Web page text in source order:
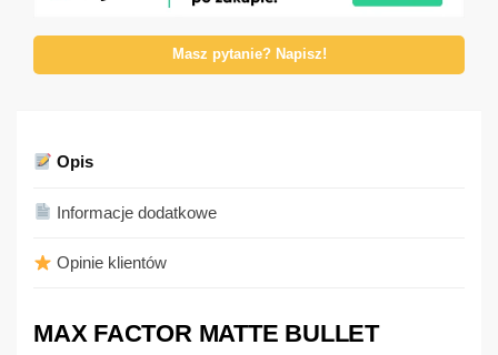
Masz pytanie? Napisz!
Opis
Informacje dodatkowe
Opinie klientów
MAX FACTOR MATTE BULLET